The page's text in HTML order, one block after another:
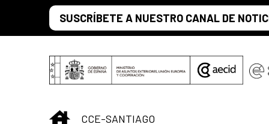
Saltar al contenido principal
SUSCRÍBETE A NUESTRO CANAL DE
INICIO
CCE-SANTIAGO